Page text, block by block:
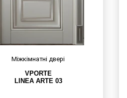
Міжкімнатні двері
VPORTE
LINEA ARTE 03